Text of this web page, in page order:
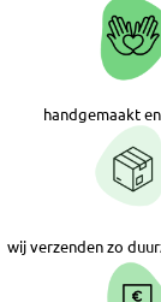
handgemaakt
wij verzenden zo